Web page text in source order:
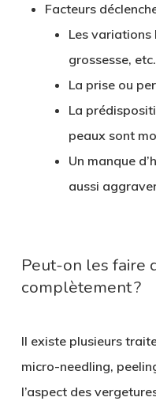
Facteurs
Les
grossesse,
La prise ou
La
peaux sont
Un manque
aussi
Peut-on les faire
complètement ?
Il existe plusieurs
micro-needling,
l’aspect des